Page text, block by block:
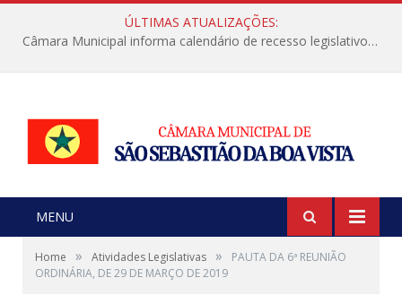
ÚLTIMAS ATUALIZAÇÕES:
Câmara Municipal informa calendário de recesso legislativo de julho
MENU
Home » Atividades Legislativas »
PAUTA DA 6ª REUNIÃO
ORDINÁRIA, DE 29 DE MARÇO DE 2019